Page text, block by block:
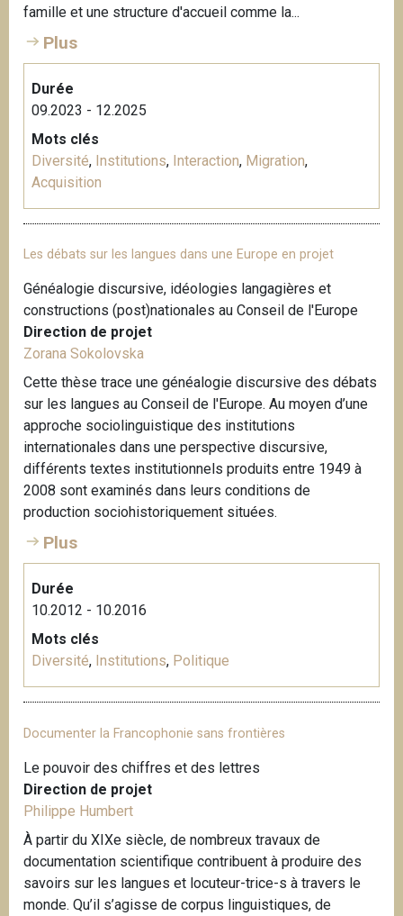
famille et une structure d'accueil comme la...
Plus
Durée
09.2023 - 12.2025
Mots clés
Diversité, Institutions, Interaction, Migration,
Acquisition
Les débats sur les langues dans une Europe en projet
Généalogie discursive, idéologies langagières et
constructions (post)nationales au Conseil de l'Europe
Direction de projet
Zorana Sokolovska
Cette thèse trace une généalogie discursive des débats
sur les langues au Conseil de l'Europe. Au moyen d’une
approche sociolinguistique des institutions
internationales dans une perspective discursive,
différents textes institutionnels produits entre 1949 à
2008 sont examinés dans leurs conditions de
production sociohistoriquement situées.
Plus
Durée
10.2012 - 10.2016
Mots clés
Diversité, Institutions, Politique
Documenter la Francophonie sans frontières
Le pouvoir des chiffres et des lettres
Direction de projet
Philippe Humbert
À partir du XIXe siècle, de nombreux travaux de
documentation scientifique contribuent à produire des
savoirs sur les langues et locuteur-trice-s à travers le
monde. Qu’il s’agisse de corpus linguistiques, de